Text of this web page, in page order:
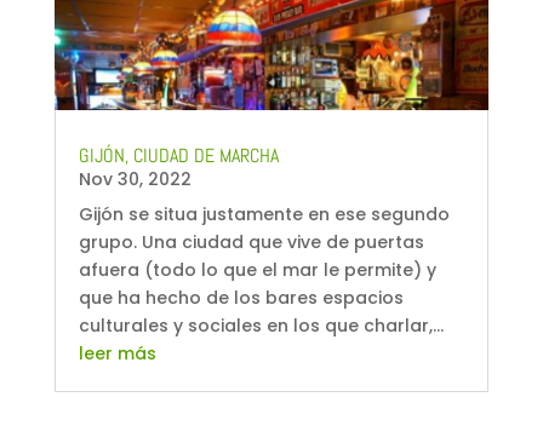
GIJÓN, CIUDAD DE MARCHA
Nov 30, 2022
Gijón se situa justamente en ese segundo
grupo. Una ciudad que vive de puertas
afuera (todo lo que el mar le permite) y
que ha hecho de los bares espacios
culturales y sociales en los que charlar,...
leer más